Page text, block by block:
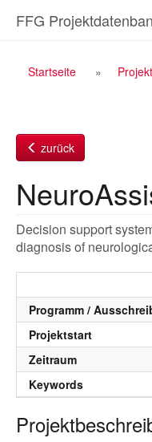
InhaltFFG
Startseite
zurück
Decision support
diagnosis of
Programm /
Projektstart
Zeitraum
Keywords